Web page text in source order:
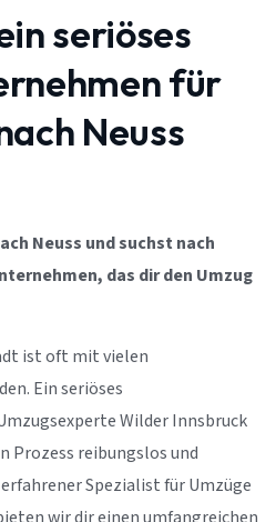
seriöses
für
Neuss
Neuss und suchst nach
das dir den Umzug
ist oft mit vielen
Ein seriöses
Wilder Innsbruck
Prozess reibungslos und
Spezialist für Umzüge